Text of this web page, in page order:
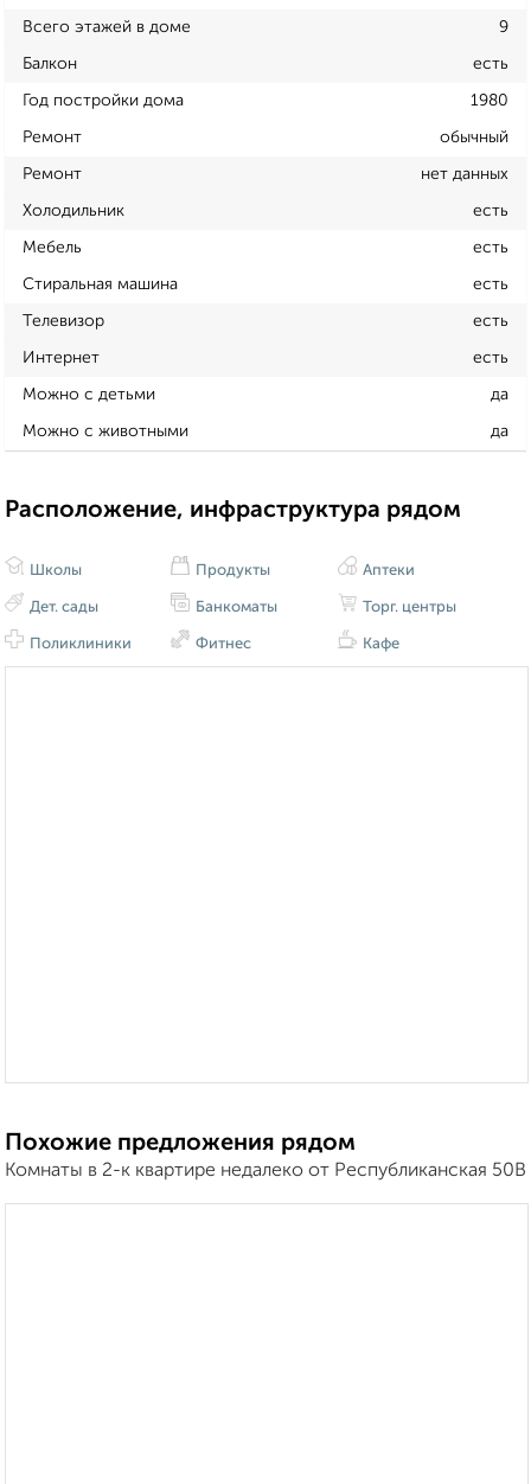
Всего этажей в доме 9
Балкон есть
Год постройки дома 1980
Ремонт обычный
Ремонт нет данных
Холодильник есть
Мебель есть
Стиральная машина есть
Телевизор есть
Интернет есть
Можно с детьми да
Можно с животными да
Расположение, инфраструктура рядом
Школы
Дет. сады
Поликлиники
Продукты
Банкоматы
Фитнес
Аптеки
Торг. центры
Кафе
Похожие предложения рядом
Комнаты в 2-к квартире недалеко от Республиканская 50В